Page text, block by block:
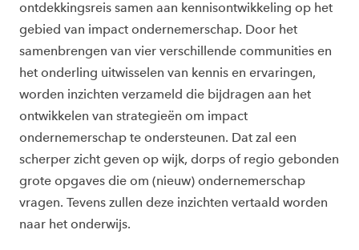
ontdekkingsreis samen aan kennisontwikkeling op het
gebied van impact ondernemerschap. Door het
samenbrengen van vier verschillende communities en
het onderling uitwisselen van kennis en ervaringen,
worden inzichten verzameld die bijdragen aan het
ontwikkelen van strategieën om impact
ondernemerschap te ondersteunen. Dat zal een
scherper zicht geven op wijk, dorps of regio gebonden
grote opgaves die om (nieuw) ondernemerschap
vragen. Tevens zullen deze inzichten vertaald worden
naar het onderwijs.